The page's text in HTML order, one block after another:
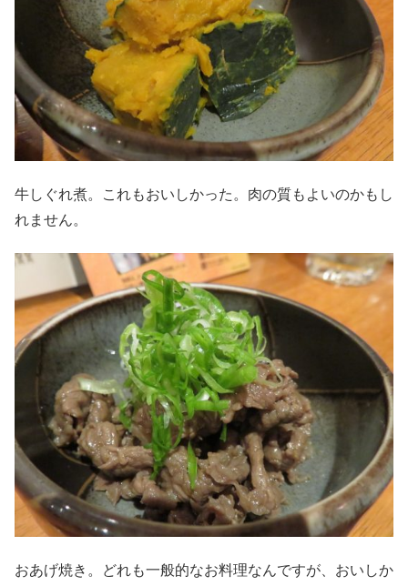
牛しぐれ煮。これもおいしかった。肉の質もよいのかもし
れません。
おあげ焼き。どれも一般的なお料理なんですが、おいしか